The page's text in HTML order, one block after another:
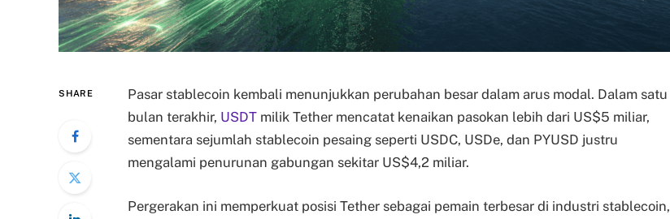
SHARE
Pasar stablecoin kembali menunjukkan perubahan besar dalam arus modal. Dalam satu
bulan terakhir, USDT milik Tether mencatat kenaikan pasokan lebih dari US$5 miliar,
sementara sejumlah stablecoin pesaing seperti USDC, USDe, dan PYUSD justru
mengalami penurunan gabungan sekitar US$4,2 miliar.
Pergerakan ini memperkuat posisi Tether sebagai pemain terbesar di industri stablecoin,